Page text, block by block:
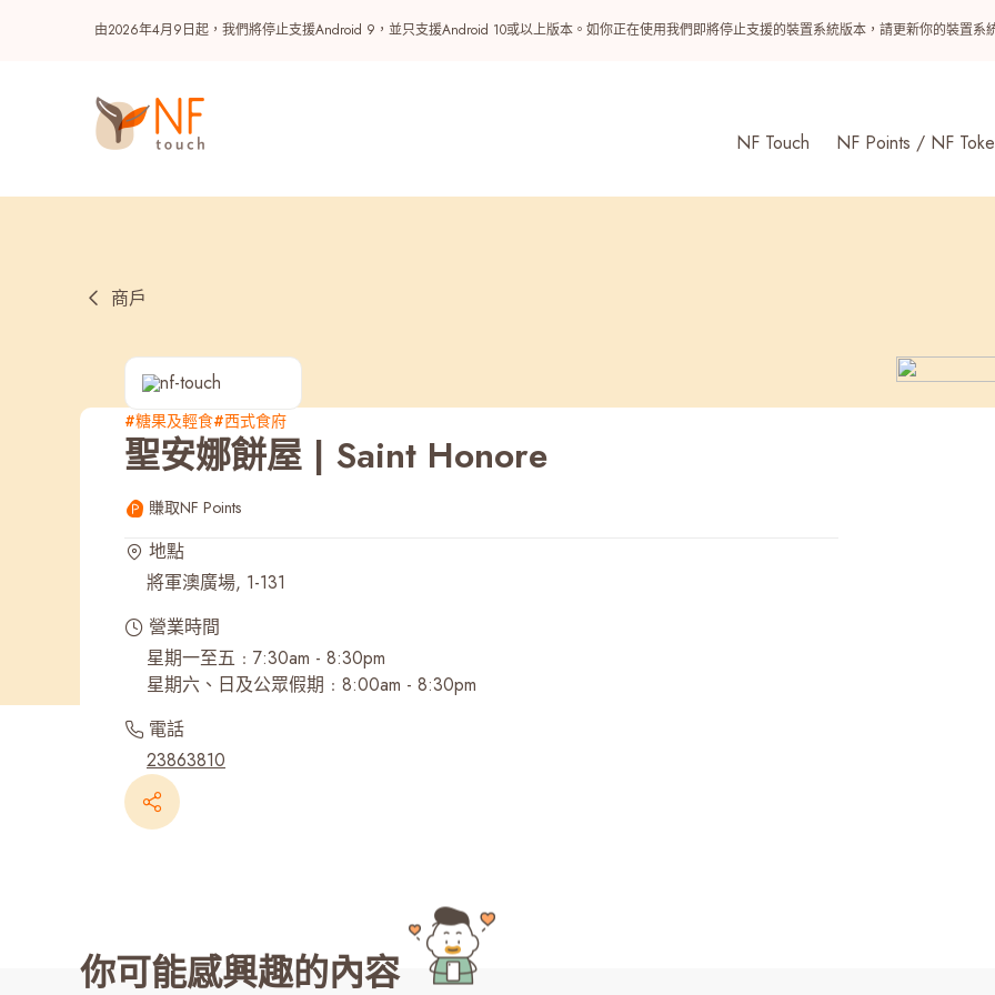
由2026年4月9日起，我們將停止支援Android 9，並只支援Android 10或以上版本。如你正在使用我們即將停止支援的裝置系統版本，請更新你的裝置系
NF Touch NF Points / NF
熱門
NF 種籽 NF Points AIRSIDE 獎賞
最近搜尋紀錄
商戶
#糖果及輕食#西式食府
聖安娜餅屋 | Saint Honore
賺取NF Points
地點
將軍澳廣場, 1-131
營業時間
星期一至五﹕7:30am - 8:30pm
星期六、日及公眾假期﹕8:00am - 8:30pm
電話
23863810
你可能感興趣的內容